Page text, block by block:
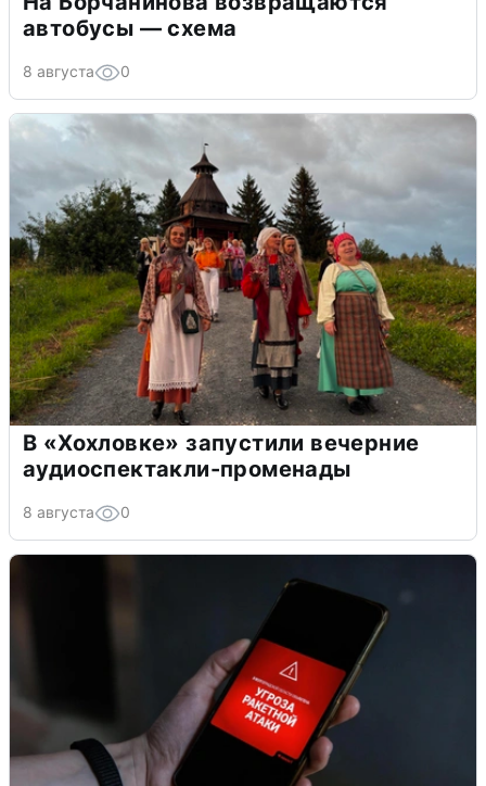
автобусы — схема
8 августа 0
В «Хохловке» запустили вечерние
аудиоспектакли-променады
8 августа 0